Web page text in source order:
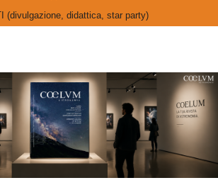
(divulgazione, didattica, star party)